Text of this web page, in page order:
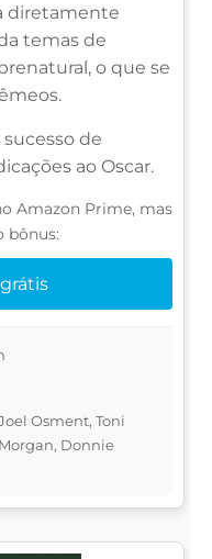
diretamente
temas de
o que se
de
ao Oscar.
Amazon Prime, mas
bônus:
Osment, Toni
Donnie